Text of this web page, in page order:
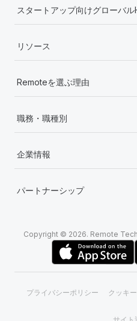
スタートアップ向けグローバル
リソース
Remoteを選ぶ理由
職務・職種別
企業情報
パートナーシップ
Copyright © 2026. Remote
プライバシーポリシー クッキ